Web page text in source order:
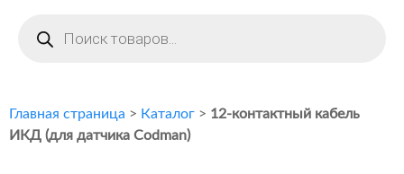
товаров
Главная страница > Каталог > 12-контактный кабель
ИКД (для датчика Codman)